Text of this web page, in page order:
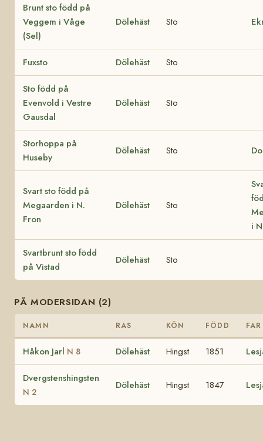
Brunt sto född på
Veggem i Våge
(Sel)
Dölehäst Sto
Fuxsto Dölehäst Sto
Sto född på
Evenvold i Vestre
Gausdal
Dölehäst Sto
Storhoppa på
Huseby
Dölehäst Sto
Svart sto född på
Megaarden i N.
Fron
Dölehäst Sto
i
Svartbrunt sto född
på Vistad
Dölehäst Sto
PÅ MODERSIDAN (2)
NAMN RAS KÖN FÖDD FAR
Håkon Jarl N 8 Dölehäst Hingst 1851
Dvergstenshingsten
N 2
Dölehäst Hingst 1847